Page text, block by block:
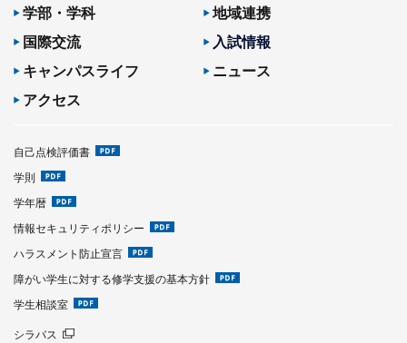
学部・学科
地域連携
国際交流
入試情報
キャンパスライフ
ニュース
アクセス
自己点検評価書
学則
学年暦
情報セキュリティポリシー
ハラスメント防止宣言
障がい学生に対する修学支援の基本方針
学生相談室
シラバス